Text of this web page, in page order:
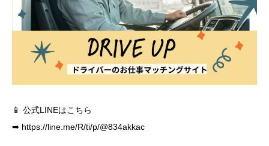
📱 公式LINEはこちら
➡ https://line.me/R/ti/p/@834akkac